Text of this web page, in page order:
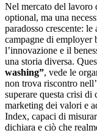
Nel mercato del lavoro
optional, ma una
paradosso crescente:
campagne di employer
l’innovazione e il
una storia diversa.
washing”, vede le
non trova riscontro
superare questa crisi di
marketing dei valori e
Index, capaci di
dichiara e ciò che